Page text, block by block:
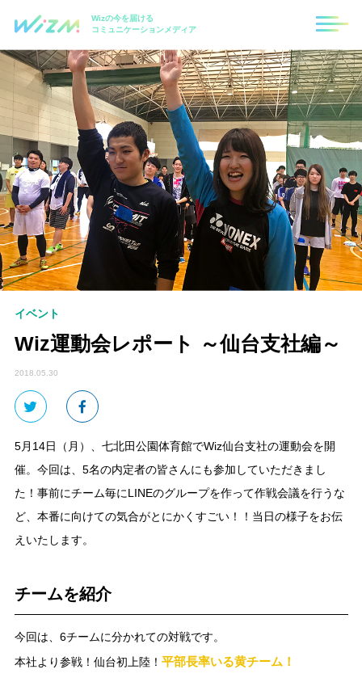
Wizの今を届ける
コミュニケーションメディア
イベント
Wiz運動会レポート ～仙台支社編～
2018.05.30
5月14日（月）、七北田公園体育館でWiz仙台支社の運動会を開
催。今回は、5名の内定者の皆さんにも参加していただきまし
た！事前にチーム毎にLINEのグループを作って作戦会議を行うな
ど、本番に向けての気合がとにかくすごい！！当日の様子をお伝
えいたします。
チームを紹介
今回は、6チームに分かれての対戦です。
本社より参戦！仙台初上陸！ 平部長率いる黄チーム！